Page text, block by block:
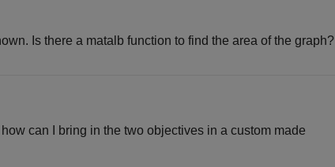
Is there a matalb function to find the area of the graph?
can I bring in the two objectives in a custom made